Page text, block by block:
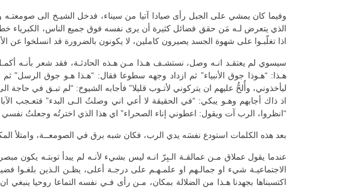
وفيما كان يمشي على الجبل رأى صيادا آتيا من سيناء، فدخل الشيـخ الى
الذي يتعرض لـه مَن حقق فضائل كثيرة أن يرى نفسه فوق جميع الناس، الكبرياء
اذا تغلّبـوا على شهوة الجسد يصيرون كاملين، لا يكونون بالضرورة قد انسلخوا عن
سيسوي لم يعتقـد انـه وصل، نستشـف هـذا مـن هـذه الحادثـة، فقد شعر بأنـه
هـذا: “هـوذا جوق الأنبياء” ثم ازداد وجهه سطوعا فقال: “هـذا هـو جوق الرسل”
ليأخذوني، وأُلحُّ عليهم ان يتركوني لأتـوب قليلا” فأجابه الشيوخ: “لم تبـق في حاجة الى
اذ ذاك أجابهم وهـو يبكي: “في الحقيقة لا أعي اني وصلتُ الـى البدء” فتعـجب
“انظروا، الرب آت ويقول: اعطوني إناء الصحراء” اي هذا الذي اخترتُه وجعلتُ نفسي
بعد هذه الكلمات استودع نفسَه يدي الرب، فكان شبه برق في الصومعــة، وامتلأ
عندما يقول عملاق مـن عمالقـة الـبِرّ انـه ليس بشيء لأنـه لم يبدأ توبتـه يكون
الاجتماعيـة شيء او جمالـهم او علمـهـم على درجـة أعلى، يظـن الـذين بلغـوا
اكتسبناها بجهدنا هـذا من الضلالة بمكان، مـن رأى فـي نفسه التماعا روحيا